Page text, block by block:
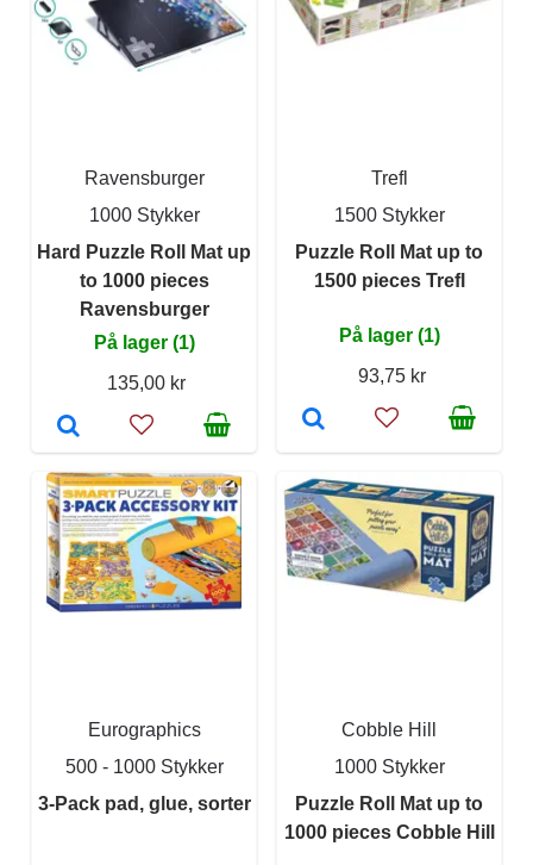
Ravensburger
1000 Stykker
Hard Puzzle Roll Mat up
to 1000 pieces
Ravensburger
På lager (1)
135,00 kr
Trefl
1500 Stykker
Puzzle Roll Mat up to
1500 pieces Trefl
På lager (1)
93,75 kr
Eurographics
500 - 1000 Stykker
3-Pack pad, glue, sorter
Cobble Hill
1000 Stykker
Puzzle Roll Mat up to
1000 pieces Cobble Hill